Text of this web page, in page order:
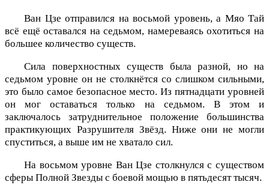
Ван Цзе отправился на восьмой уровень, а Мяо Тай
всё ещё оставался на седьмом, намереваясь охотиться на
большее количество существ.
Сила поверхностных существ была разной, но на
седьмом уровне он не столкнётся со слишком сильными,
это было самое безопасное место. Из пятнадцати уровней
он мог оставаться только на седьмом. В этом и
заключалось затруднительное положение большинства
практикующих Разрушителя Звёзд. Ниже они не могли
спуститься, а выше им не хватало сил.
На восьмом уровне Ван Цзе столкнулся с существом
сферы Полной Звезды с боевой мощью в пятьдесят тысяч.